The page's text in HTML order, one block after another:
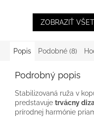
ZOBRAZIŤ
Popis Podobné (8)
Podrobný popis
Stabilizovaná ruža v
predstavuje trvácny
prírodnej harmónie